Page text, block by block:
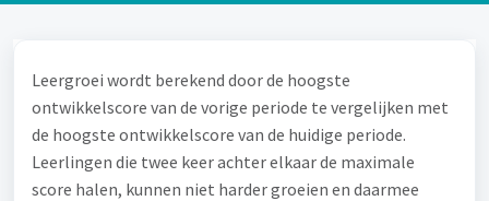
Leergroei wordt berekend door de hoogste
ontwikkelscore van de vorige periode te vergelijken met
de hoogste ontwikkelscore van de huidige periode.
Leerlingen die twee keer achter elkaar de maximale
score halen, kunnen niet harder groeien en daarmee